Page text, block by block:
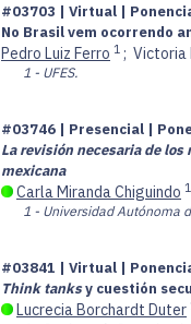
#03703 | Virtual |
No Brasil vem ocorrendo
Pedro Luiz Ferro 1 ; Victoria
1 - UFES.
#03746 | Presencial |
La revisión necesaria de
mexicana
Carla Miranda Chiguindo 1
1 - Universidad Autónoma
#03841 | Virtual |
Think tanksy cuestión
Lucrecia Borchardt Duter